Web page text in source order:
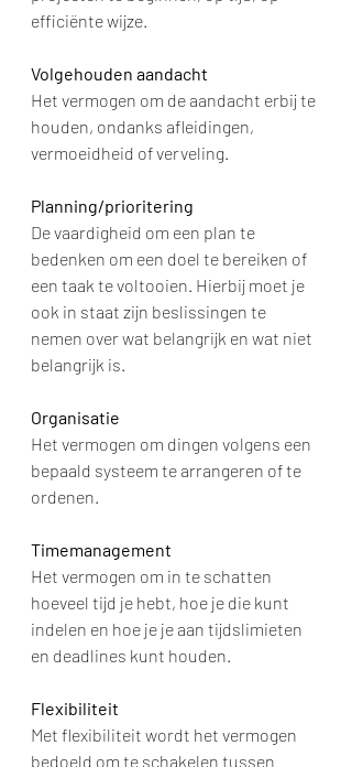
efficiënte wijze.
Volgehouden aandacht
Het vermogen om de aandacht erbij te
houden, ondanks afleidingen,
vermoeidheid of verveling.
Planning/prioritering
De vaardigheid om een plan te
bedenken om een doel te bereiken of
een taak te voltooien. Hierbij moet je
ook in staat zijn beslissingen te
nemen over wat belangrijk en wat niet
belangrijk is.
Organisatie
Het vermogen om dingen volgens een
bepaald systeem te arrangeren of te
ordenen.
Timemanagement
Het vermogen om in te schatten
hoeveel tijd je hebt, hoe je die kunt
indelen en hoe je je aan tijdslimieten
en deadlines kunt houden.
Flexibiliteit
Met flexibiliteit wordt het vermogen
bedoeld om te schakelen tussen